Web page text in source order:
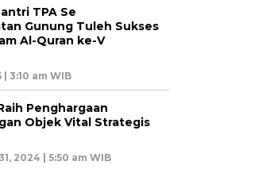
TPA Se
Gunung Tuleh Sukses
Al-Quran ke-V
| 3:10 am WIB
Penghargaan
Objek Vital Strategis
2024 | 5:50 am WIB